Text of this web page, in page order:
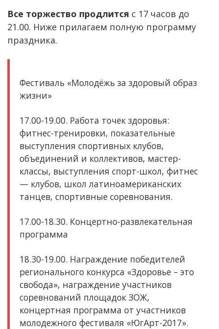
Все торжество продлится с 17 часов до
21.00. Ниже прилагаем полную программу
праздника.
Фестиваль «Молодёжь за здоровый образ
жизни»
17.00-19.00. Работа точек здоровья:
фитнес-тренировки, показательные
выступления спортивных клубов,
объединений и коллективов, мастер-
классы, выступления спорт-школ, фитнес
— клубов, школ латиноамериканских
танцев, спортивные соревнования.
17.00-18.30. Концертно-развлекательная
программа
18.30-19.00. Награждение победителей
регионального конкурса «Здоровье – это
свобода», награждение участников
соревнований площадок ЗОЖ,
концертная программа от участников
молодежного фестиваля «ЮгАрт-2017».